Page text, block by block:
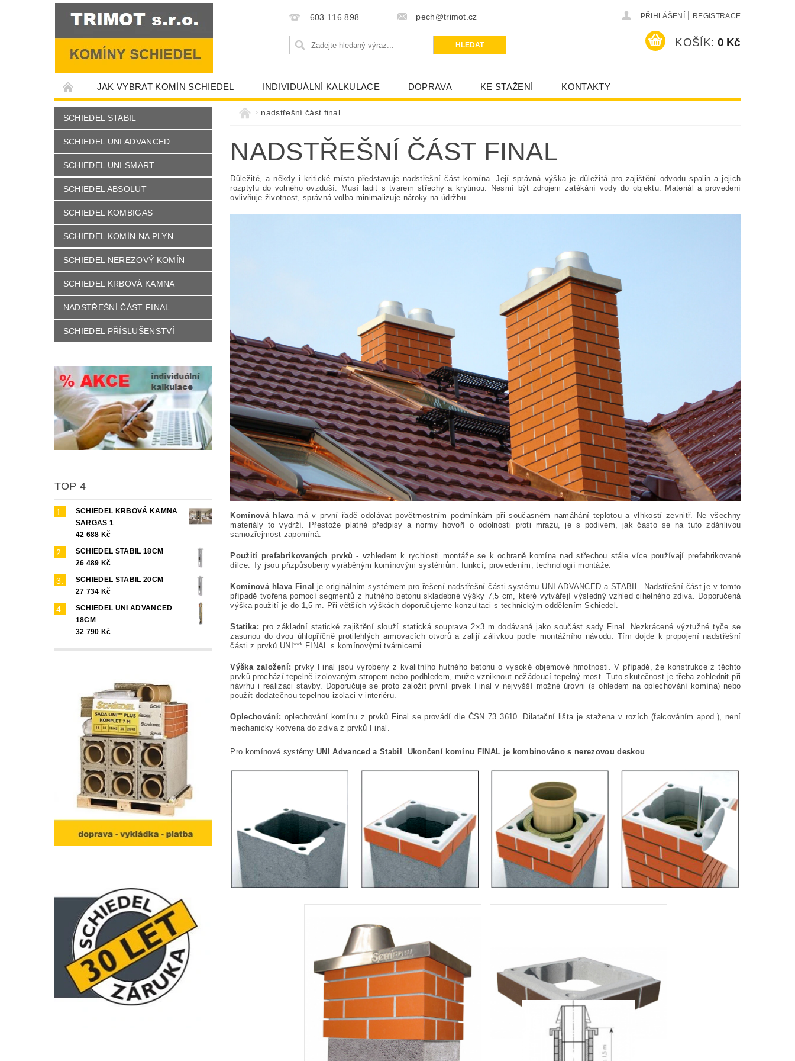
603 116 898 pech@trimot.cz PŘIHLÁŠENÍ REGISTRACE
KOŠÍK: 0 Kč
JAK VYBRAT KOMÍN SCHIEDEL INDIVIDUÁLNÍ KALKULACE DOPRAVA KE STAŽENÍ KONTAKTY
SCHIEDEL STABIL
SCHIEDEL UNI ADVANCED
SCHIEDEL UNI SMART
SCHIEDEL ABSOLUT
SCHIEDEL KOMBIGAS
SCHIEDEL KOMÍN NA PLYN
SCHIEDEL NEREZOVÝ KOMÍN
SCHIEDEL KRBOVÁ KAMNA
NADSTŘEŠNÍ ČÁST FINAL
SCHIEDEL PŘÍSLUŠENSTVÍ
TOP 4
SCHIEDEL KRBOVÁ KAMNA
SARGAS 1
42 688 Kč
SCHIEDEL STABIL 18CM
26 489 Kč
SCHIEDEL STABIL 20CM
27 734 Kč
SCHIEDEL UNI ADVANCED
18CM
32 790 Kč
nadstřešní část final
NADSTŘEŠNÍ ČÁST FINAL
Důležité, a někdy i kritické místo představuje nadstřešní část komína. Její správná výška je důležitá pro zajištění odvodu spalin a jejich
rozptylu do volného ovzduší. Musí ladit s tvarem střechy a krytinou. Nesmí být zdrojem zatékání vody do objektu. Materiál a provedení
ovlivňuje životnost, správná volba minimalizuje nároky na údržbu.
Komínová hlavamá v první řadě odolávat povětrnostním podmínkám při současném namáhání teplotou a vlhkostí zevnitř. Ne všechny
materiály to vydrží. Přestože platné předpisy a normy hovoří o odolnosti proti mrazu, je s podivem, jak často se na tuto zdánlivou
samozřejmost zapomíná.
Použití prefabrikovaných prvků - vzhledem k rychlosti montáže se k ochraně komína nad střechou stále více používají prefabrikované
dílce. Ty jsou přizpůsobeny vyráběným komínovým systémům: funkcí, provedením, technologií montáže.
Komínová hlava Final je originálním systémem pro řešení nadstřešní části systému UNI ADVANCED a STABIL. Nadstřešní část je v tomto
případě tvořena pomocí segmentů z hutného betonu skladebné výšky 7,5 cm, které vytvářejí výsledný vzhled cihelného zdiva. Doporučená
výška použití je do 1,5 m. Při větších výškách doporučujeme konzultaci s technickým oddělením Schiedel.
Statika: pro základní statické zajištění slouží statická souprava 2×3 m dodávaná jako součást sady Final. Nezkrácené výztužné tyče se
zasunou do dvou úhlopříčně protilehlých armovacích otvorů a zalijí zálivkou podle montážního návodu. Tím dojde k propojení nadstřešní
části z prvků UNI*** FINAL s komínovými tvárnicemi.
Výška založení:prvky Final jsou vyrobeny z kvalitního hutného betonu o vysoké objemové hmotnosti. V případě, že konstrukce z těchto
prvků prochází tepelně izolovaným stropem nebo podhledem, může vzniknout nežádoucí tepelný most. Tuto skutečnost je třeba zohlednit při
návrhu i realizaci stavby. Doporučuje se proto založit první prvek Final v nejvyšší možné úrovni (s ohledem na oplechování komína) nebo
použít dodatečnou tepelnou izolaci v interiéru.
Oplechování: oplechování komínu z prvků Final se provádí dle ČSN 73 3610. Dilatační lišta je stažena v rozích (falcováním apod.), není
mechanicky kotvena do zdiva z prvků Final.
Pro komínové systémyUNI Advanced a Stabil . Ukončení komínu FINAL je kombinováno s nerezovou deskou